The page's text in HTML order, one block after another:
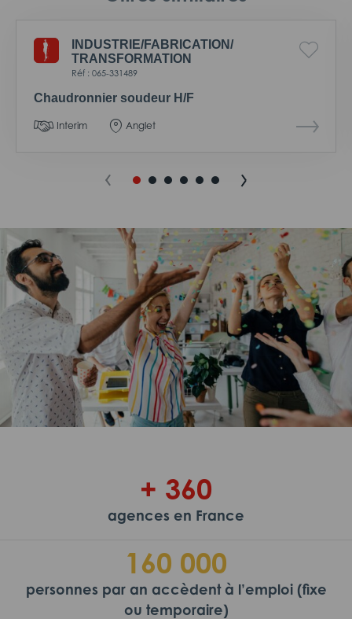
INDUSTRIE/FABRICATION/
TRANSFORMATION
Réf : 065-331489
Chaudronnier soudeur H/F
Interim Anglet
+ 360
agences en France
160 000
personnes par an accèdent à l’emploi (fixe
ou temporaire)